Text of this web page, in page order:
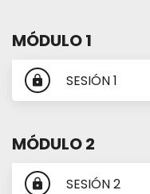
MÓDULO 1
lock SESIÓN 1
MÓDULO 2
lock SESIÓN 2